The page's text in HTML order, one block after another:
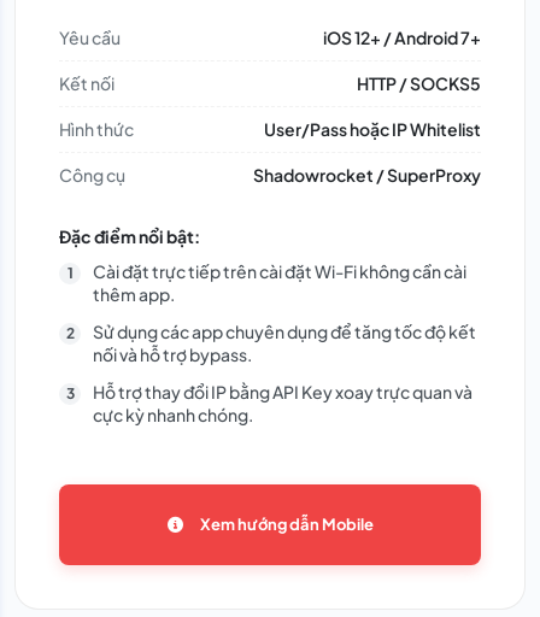
Yêu cầu iOS 12+ / Android 7+
Kết nối HTTP / SOCKS5
Hình thức User/Pass hoặc IP Whitelist
Công cụ Shadowrocket / SuperProxy
Đặc điểm nổi bật:
Cài đặt trực tiếp trên cài đặt Wi-Fi không cần cài
thêm app.
Sử dụng các app chuyên dụng để tăng tốc độ kết
nối và hỗ trợ bypass.
Hỗ trợ thay đổi IP bằng API Key xoay trực quan và
cực kỳ nhanh chóng.
Xem hướng dẫn Mobile